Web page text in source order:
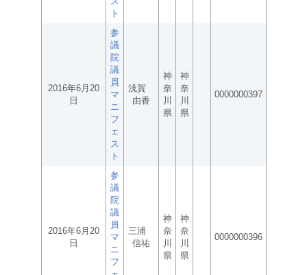
ト
2016年6月20
日
参
議
院
議
員
マ
ニ
フ
ェ
ス
ト
浅賀
由香
神
奈
川
県
神
奈
川
県
0000000397
2016年6月20
日
参
議
院
議
員
マ
ニ
フ
三浦
信祐
神
奈
川
県
神
奈
川
県
0000000396